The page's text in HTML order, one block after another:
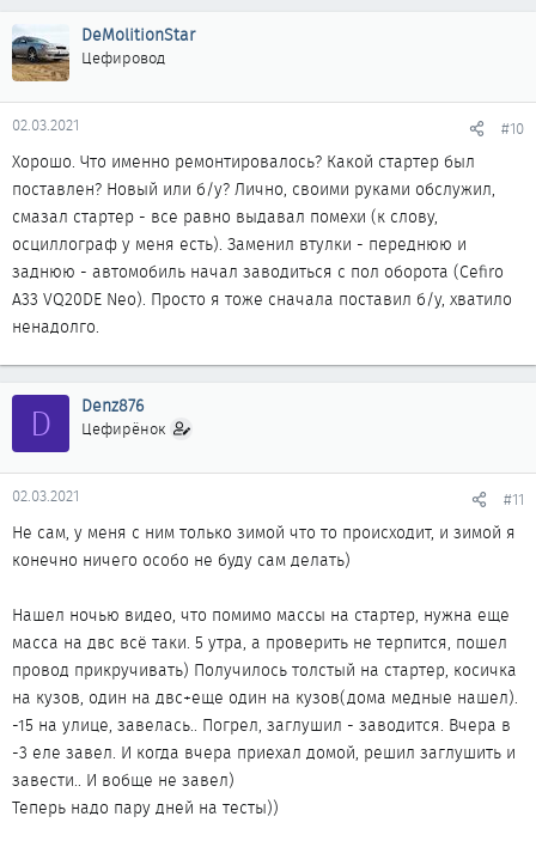
DeMolitionStar
Цефировод
02.03.2021 #10
Хорошо. Что именно ремонтировалось? Какой стартер был
поставлен? Новый или б/у? Лично, своими руками обслужил,
смазал стартер - все равно выдавал помехи (к слову,
осциллограф у меня есть). Заменил втулки - переднюю и
заднюю - автомобиль начал заводиться с пол оборота (Cefiro
A33 VQ20DE Neo). Просто я тоже сначала поставил б/у, хватило
ненадолго.
D Denz876
Цефирёнок
02.03.2021 #11
Не сам, у меня с ним только зимой что то происходит, и зимой я
конечно ничего особо не буду сам делать)
Нашел ночью видео, что помимо массы на стартер, нужна еще
масса на двс всё таки. 5 утра, а проверить не терпится, пошел
провод прикручивать) Получилось толстый на стартер, косичка
на кузов, один на двс+еще один на кузов(дома медные нашел).
-15 на улице, завелась.. Погрел, заглушил - заводится. Вчера в
-3 еле завел. И когда вчера приехал домой, решил заглушить и
завести.. И вобще не завел)
Теперь надо пару дней на тесты))